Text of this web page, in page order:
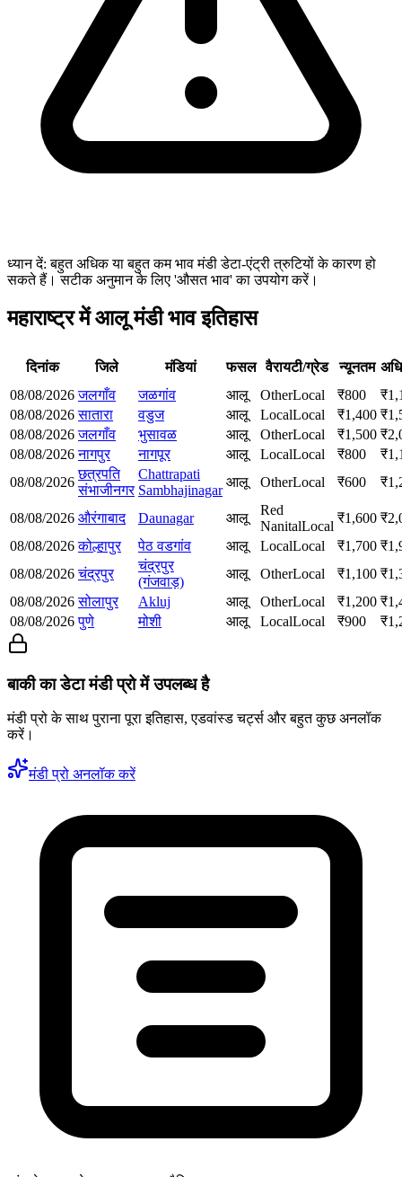
ध्यान दें: बहुत अधिक या बहुत कम भाव मंडी डेटा-एंट्री त्रुटियों के कारण हो
सकते हैं। सटीक अनुमान के लिए 'औसत भाव' का उपयोग करें।
महाराष्ट्र में आलू मंडी भाव इतिहास
दिनांक जिले मंडियां फसल वैरायटी/ग्रेड न्यूनतम
08/08/2026 जलगाँव जळगांव आलू OtherLocal ₹800 ₹
08/08/2026 सातारा वडुज आलू LocalLocal ₹1,400 ₹
08/08/2026 जलगाँव भुसावळ आलू OtherLocal ₹1,500 ₹
08/08/2026 नागपुर नागपूर आलू LocalLocal ₹800 ₹
08/08/2026
छत्रपति
संभाजीनगर
Chattrapati
Sambhajinagar
आलू OtherLocal ₹600 ₹
08/08/2026 औरंगाबाद Daunagar आलू
Red
NanitalLocal
₹1,600 ₹
08/08/2026 कोल्हापुर पेठ वडगांव आलू LocalLocal ₹1,700 ₹
08/08/2026 चंद्रपुर
चंद्रपुर
(गंजवाड़)
आलू OtherLocal ₹1,100 ₹
08/08/2026 सोलापुर Akluj आलू OtherLocal ₹1,200 ₹
08/08/2026 पुणे मोशी आलू LocalLocal ₹900 ₹
बाकी का डेटा मंडी प्रो में उपलब्ध है
मंडी प्रो के साथ पुराना पूरा इतिहास, एडवांस्ड चर्ट्स और बहुत कुछ अनलॉक
करें।
मंडी प्रो अनलॉक करें